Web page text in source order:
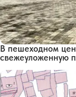
В пешеходном
свежеуложенную